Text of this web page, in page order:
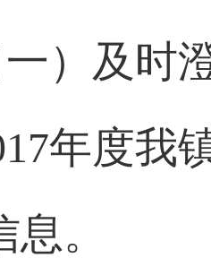
一）及时
年度我
。